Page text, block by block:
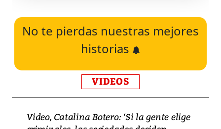
No te pierdas nuestras mejores
historias
VIDEOS
Video, Catalina Botero: ‘Si la gente elige